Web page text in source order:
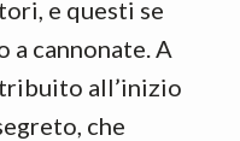
e questi se
a cannonate. A
all’inizio
che